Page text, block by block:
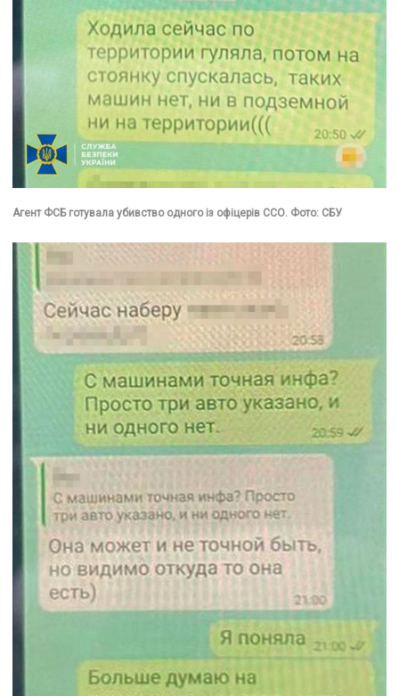
Агент ФСБ готувала убивство одного із офіцерів ССО. Фото: СБУ